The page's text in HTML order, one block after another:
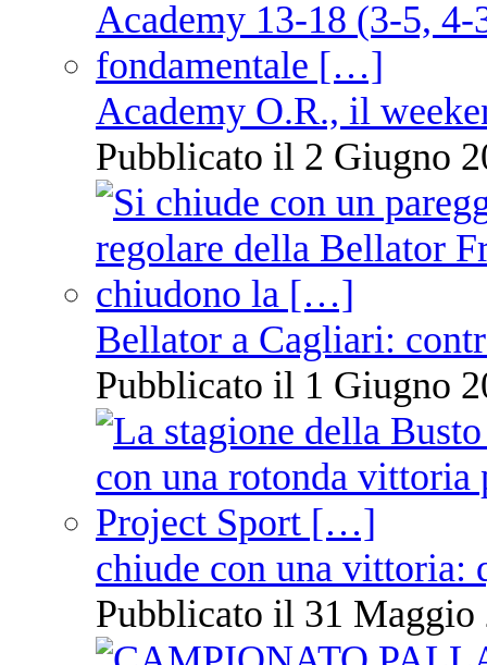
Academy O.R., il
Pubblicato il 2 Giugno
Bellator a Cagliari:
Pubblicato il 1 Giugno
chiude con una vittoria:
Pubblicato il 31 Maggio